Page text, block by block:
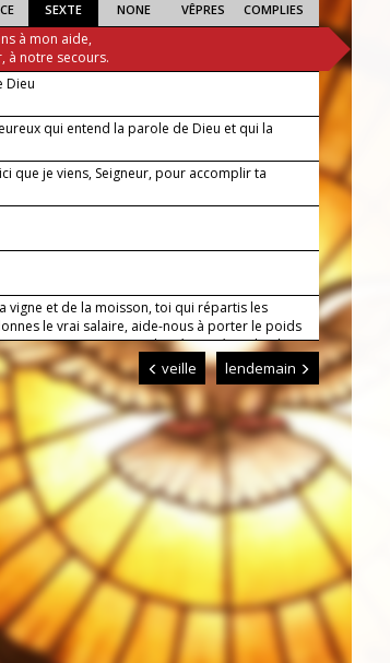
SEXTE NONE VÊPRES COMPLIES
à mon aide,
à notre secours.
Dieu
qui entend la parole de Dieu et qui la
que je viens, Seigneur, pour accomplir ta
vigne et de la moisson, toi qui répartis les
le vrai salaire, aide-nous à porter le poids
murmurer contre ta volonté. Par Jésus, le Christ,
Amen.
veille lendemain